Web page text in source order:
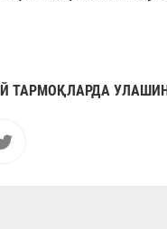
ТАРМОҚЛАРДА